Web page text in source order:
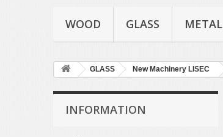
WOOD GLASS METAL
GLASS New Machinery LISEC
INFORMATION